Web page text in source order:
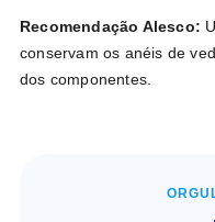
Recomendação Alesco:
conservam os anéis de
dos componentes.